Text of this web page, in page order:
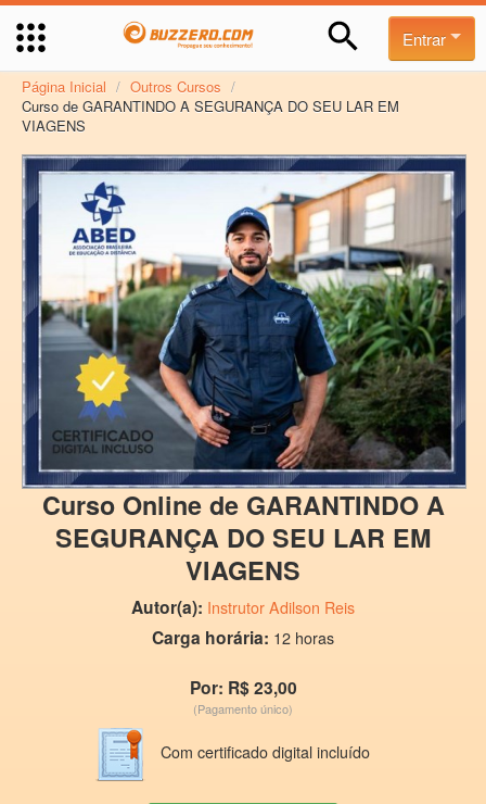
Entrar
Página Inicial / Outros Cursos /
Curso de GARANTINDO A SEGURANÇA DO SEU LAR EM
VIAGENS
Curso Online de GARANTINDO A
SEGURANÇA DO SEU LAR EM
VIAGENS
Autor(a): Instrutor Adilson Reis
Carga horária: 12 horas
Por: R$ 23,00
(Pagamento único)
Com certificado digital incluído